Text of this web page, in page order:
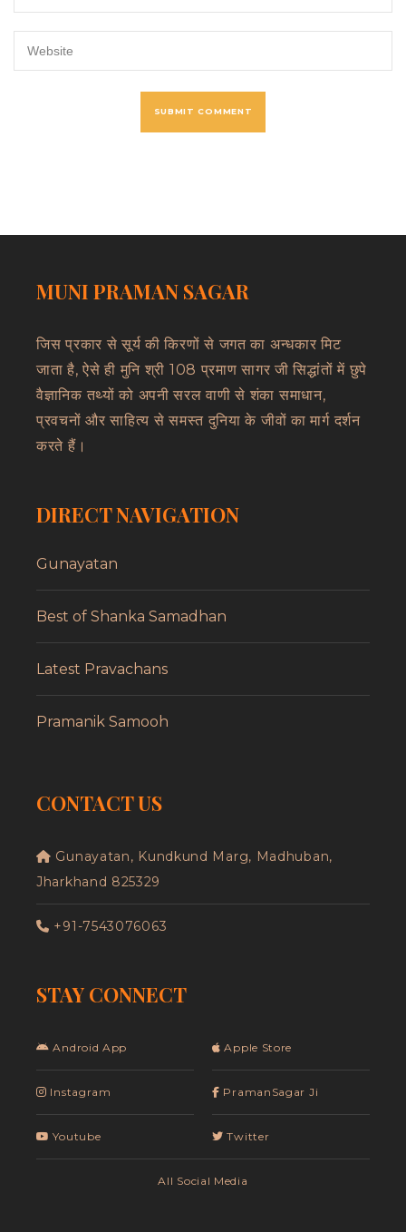
MUNI PRAMAN SAGAR
जिस प्रकार से सूर्य की किरणों से जगत का अन्धकार मिट
जाता है, ऐसे ही मुनि श्री 108 प्रमाण सागर जी सिद्धांतों में छुपे
वैज्ञानिक तथ्यों को अपनी सरल वाणी से शंका समाधान,
प्रवचनों और साहित्य से समस्त दुनिया के जीवों का मार्ग दर्शन
करते हैं।
DIRECT NAVIGATION
Gunayatan
Best of Shanka Samadhan
Latest Pravachans
Pramanik Samooh
CONTACT US
Gunayatan, Kundkund Marg, Madhuban,
Jharkhand 825329
+91-7543076063
STAY CONNECT
Android App
Instagram
Youtube
Apple Store
PramanSagar Ji
Twitter
All Social Media